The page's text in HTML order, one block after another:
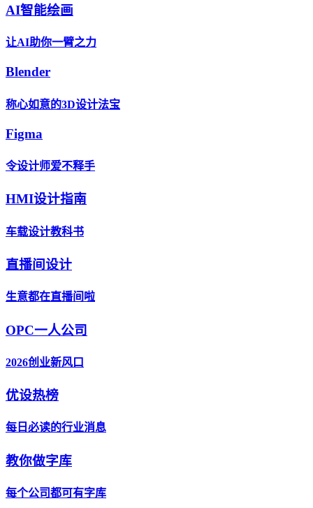
AI智能绘画
让AI助你一臂之力
Blender
称心如意的3D设计法宝
Figma
令设计师爱不释手
HMI设计指南
车载设计教科书
直播间设计
生意都在直播间啦
OPC一人公司
2026创业新风口
优设热榜
每日必读的行业消息
教你做字库
每个公司都可有字库